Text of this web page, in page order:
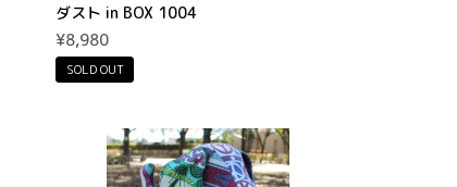
ダスト in BOX 1004
¥8,980
SOLD OUT